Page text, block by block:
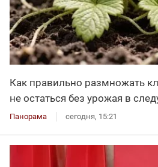
Как правильно размножать
не остаться без урожая в
Панорама сегодня, 15:21